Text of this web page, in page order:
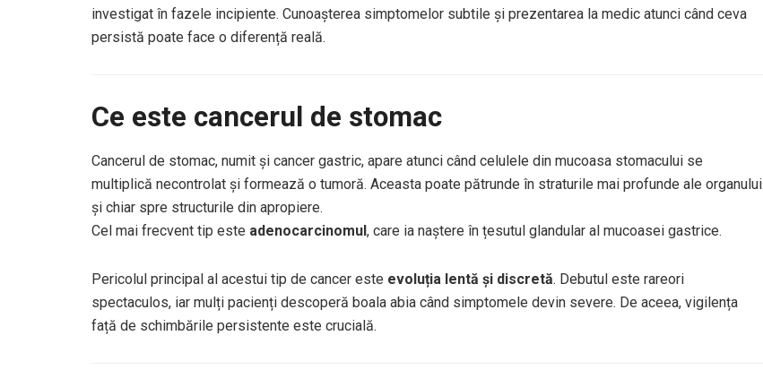
investigat în fazele incipiente. Cunoașterea simptomelor subtile și prezentarea la medic atunci când ceva
persistă poate face o diferență reală.
Ce este cancerul de stomac
Cancerul de stomac, numit și cancer gastric, apare atunci când celulele din mucoasa stomacului se
multiplică necontrolat și formează o tumoră. Aceasta poate pătrunde în straturile mai profunde ale organului
și chiar spre structurile din apropiere.
Cel mai frecvent tip este adenocarcinomul , care ia naștere în țesutul glandular al mucoasei gastrice.
Pericolul principal al acestui tip de cancer este evoluția lentă și discretă. Debutul este rareori
spectaculos, iar mulți pacienți descoperă boala abia când simptomele devin severe. De aceea, vigilența
față de schimbările persistente este crucială.